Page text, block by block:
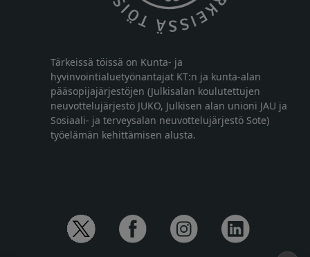
Tärkeissä töissä on Kunta- ja
hyvinvointialuetyönantajat KT:n ja kunta-alan
pääsopijajärjestöjen (Julkisalan koulutettujen
neuvottelujärjestö JUKO, Julkisen alan unioni JAU ja
Sosiaali- ja terveysalan neuvottelujärjestö Sote)
työelämän kehittämisen alusta.